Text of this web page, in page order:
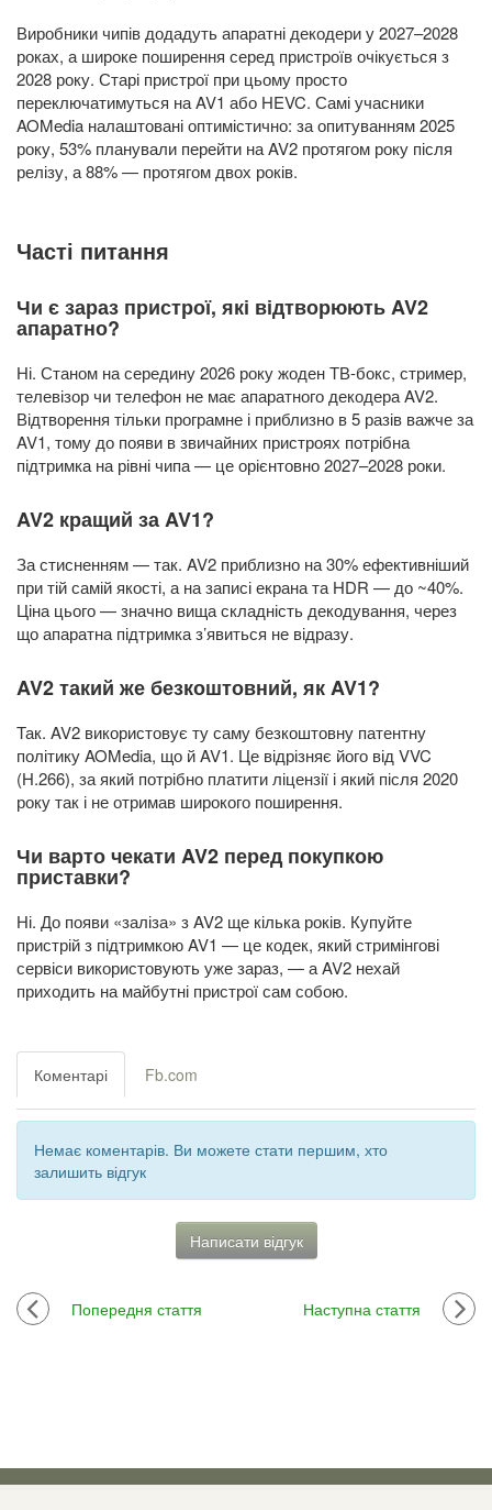
Виробники чипів додадуть апаратні декодери у 2027–2028
роках, а широке поширення серед пристроїв очікується з
2028 року. Старі пристрої при цьому просто
переключатимуться на AV1 або HEVC. Самі учасники
AOMedia налаштовані оптимістично: за опитуванням 2025
року, 53% планували перейти на AV2 протягом року після
релізу, а 88% — протягом двох років.
Часті питання
Чи є зараз пристрої, які відтворюють AV2
апаратно?
Ні. Станом на середину 2026 року жоден ТВ-бокс, стример,
телевізор чи телефон не має апаратного декодера AV2.
Відтворення тільки програмне і приблизно в 5 разів важче за
AV1, тому до появи в звичайних пристроях потрібна
підтримка на рівні чипа — це орієнтовно 2027–2028 роки.
AV2 кращий за AV1?
За стисненням — так. AV2 приблизно на 30% ефективніший
при тій самій якості, а на записі екрана та HDR — до ~40%.
Ціна цього — значно вища складність декодування, через
що апаратна підтримка з’явиться не відразу.
AV2 такий же безкоштовний, як AV1?
Так. AV2 використовує ту саму безкоштовну патентну
політику AOMedia, що й AV1. Це відрізняє його від VVC
(H.266), за який потрібно платити ліцензії і який після 2020
року так і не отримав широкого поширення.
Чи варто чекати AV2 перед покупкою
приставки?
Ні. До появи «заліза» з AV2 ще кілька років. Купуйте
пристрій з підтримкою AV1 — це кодек, який стримінгові
сервіси використовують уже зараз, — а AV2 нехай
приходить на майбутні пристрої сам собою.
Коментарі Fb.com
Немає коментарів. Ви можете стати першим, хто
залишить відгук
Написати відгук
Попередня стаття Наступна стаття